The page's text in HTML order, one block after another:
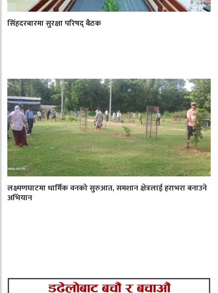
सिंहदरबारमा सुरक्षा परिषद् बैठक
लक्ष्मणघाटमा धार्मिक वनको सुरुआत, समशान क्षेत्रलाई हराभरा बनाउने
अभियान